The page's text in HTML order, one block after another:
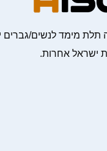
תלת מימד לנשים/גברים
ישראל אחרות.